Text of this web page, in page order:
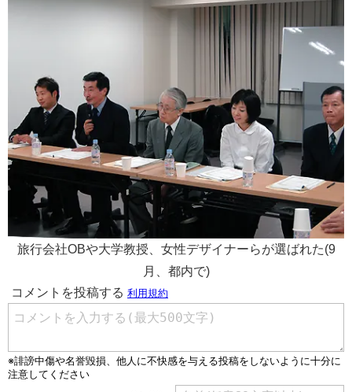
旅行会社OBや大学教授、女性デザイナーらが選ばれた(9
月、都内で)